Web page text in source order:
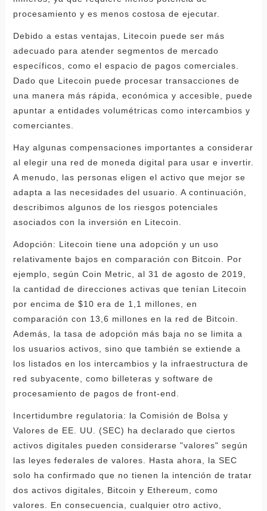
procesamiento y es menos costosa de ejecutar.
Debido a estas ventajas, Litecoin puede ser más
adecuado para atender segmentos de mercado
específicos, como el espacio de pagos comerciales.
Dado que Litecoin puede procesar transacciones de
una manera más rápida, económica y accesible, puede
apuntar a entidades volumétricas como intercambios y
comerciantes.
Hay algunas compensaciones importantes a considerar
al elegir una red de moneda digital para usar e invertir.
A menudo, las personas eligen el activo que mejor se
adapta a las necesidades del usuario. A continuación,
describimos algunos de los riesgos potenciales
asociados con la inversión en Litecoin.
Adopción: Litecoin tiene una adopción y un uso
relativamente bajos en comparación con Bitcoin. Por
ejemplo, según Coin Metric, al 31 de agosto de 2019,
la cantidad de direcciones activas que tenían Litecoin
por encima de $10 era de 1,1 millones, en
comparación con 13,6 millones en la red de Bitcoin.
Además, la tasa de adopción más baja no se limita a
los usuarios activos, sino que también se extiende a
los listados en los intercambios y la infraestructura de
red subyacente, como billeteras y software de
procesamiento de pagos de front-end.
Incertidumbre regulatoria: la Comisión de Bolsa y
Valores de EE. UU. (SEC) ha declarado que ciertos
activos digitales pueden considerarse "valores" según
las leyes federales de valores. Hasta ahora, la SEC
solo ha confirmado que no tienen la intención de tratar
dos activos digitales, Bitcoin y Ethereum, como
valores. En consecuencia, cualquier otro activo,